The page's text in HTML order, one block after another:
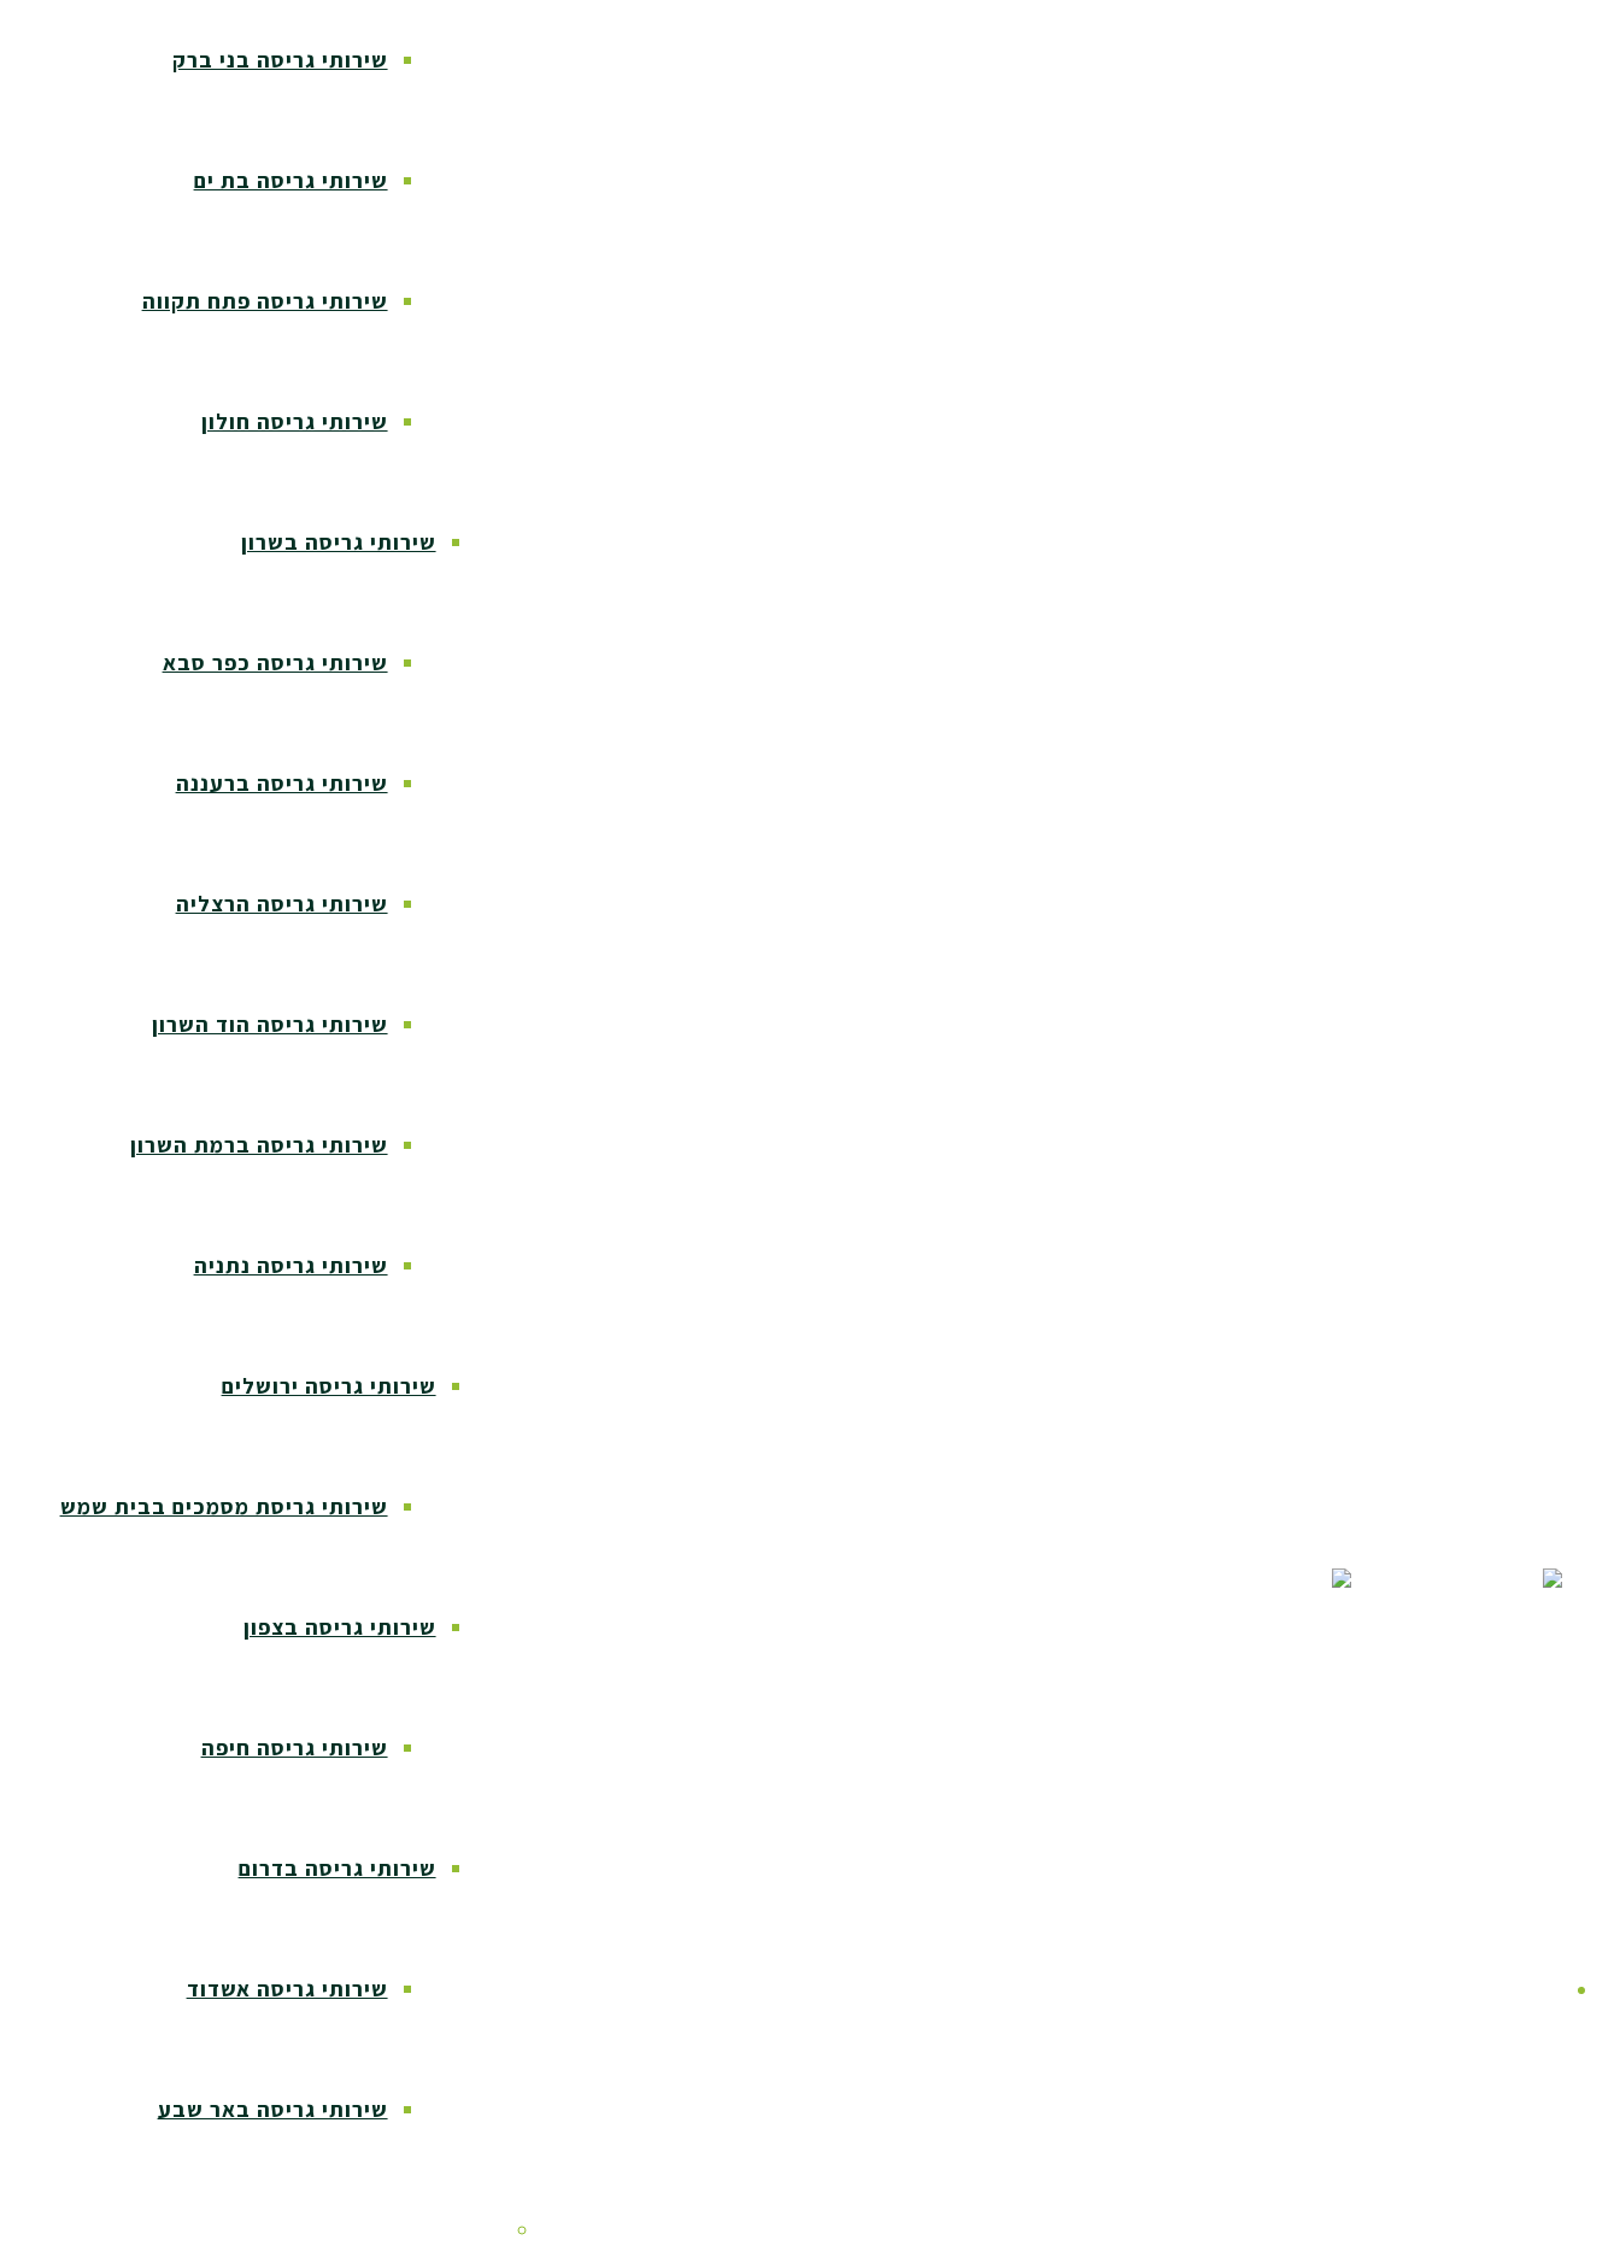
שירותי גריסה בני ברק
שירותי גריסה בת ים
שירותי גריסה פתח תקווה
שירותי גריסה חולון
שירותי גריסה בשרון
שירותי גריסה כפר סבא
שירותי גריסה ברעננה
שירותי גריסה הרצליה
שירותי גריסה הוד השרון
שירותי גריסה ברמת השרון
שירותי גריסה נתניה
שירותי גריסה ירושלים
שירותי גריסת מסמכים בבית שמש
שירותי גריסה בצפון
שירותי גריסה חיפה
שירותי גריסה בדרום
שירותי גריסה אשדוד
שירותי גריסה באר שבע